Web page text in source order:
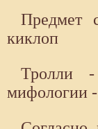
Предмет
киклоп
Тролли -
мифологии